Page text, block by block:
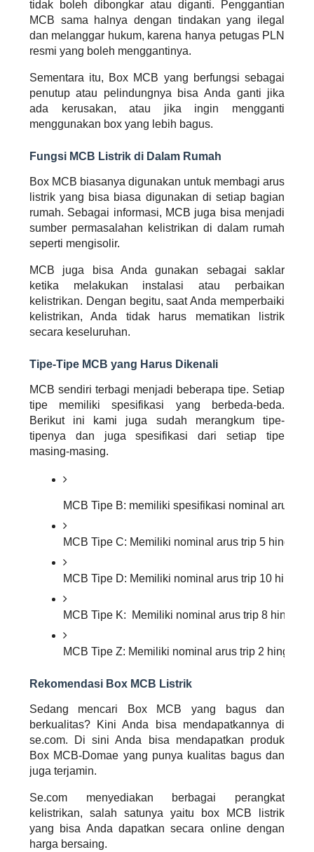
tidak boleh dibongkar atau diganti. Penggantian
MCB sama halnya dengan tindakan yang ilegal
dan melanggar hukum, karena hanya petugas PLN
resmi yang boleh menggantinya.
Sementara itu, Box MCB yang berfungsi sebagai
penutup atau pelindungnya bisa Anda ganti jika
ada kerusakan, atau jika ingin mengganti
menggunakan box yang lebih bagus.
Fungsi MCB Listrik di Dalam Rumah
Box MCB biasanya digunakan untuk membagi arus
listrik yang bisa biasa digunakan di setiap bagian
rumah. Sebagai informasi, MCB juga bisa menjadi
sumber permasalahan kelistrikan di dalam rumah
seperti mengisolir.
MCB juga bisa Anda gunakan sebagai saklar
ketika melakukan instalasi atau perbaikan
kelistrikan. Dengan begitu, saat Anda memperbaiki
kelistrikan, Anda tidak harus mematikan listrik
secara keseluruhan.
Tipe-Tipe MCB yang Harus Dikenali
MCB sendiri terbagi menjadi beberapa tipe. Setiap
tipe memiliki spesifikasi yang berbeda-beda.
Berikut ini kami juga sudah merangkum tipe-
tipenya dan juga spesifikasi dari setiap tipe
masing-masing.
MCB Tipe B: memiliki spesifikasi nominal arus
MCB Tipe C: Memiliki nominal arus trip 5 hingga
MCB Tipe D: Memiliki nominal arus trip 10
MCB Tipe K:  Memiliki nominal arus trip 8
MCB Tipe Z: Memiliki nominal arus trip 2 hingga
Rekomendasi Box MCB Listrik
Sedang mencari Box MCB yang bagus dan
berkualitas? Kini Anda bisa mendapatkannya di
se.com. Di sini Anda bisa mendapatkan produk
Box MCB-Domae yang punya kualitas bagus dan
juga terjamin.
Se.com menyediakan berbagai perangkat
kelistrikan, salah satunya yaitu
box
MCB listrik
yang bisa Anda dapatkan secara onlinedengan
harga bersaing.